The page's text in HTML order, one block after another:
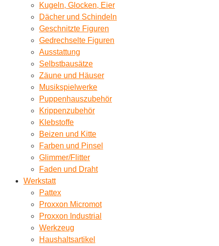
Kugeln, Glocken, Eier
Dächer und Schindeln
Geschnitzte Figuren
Gedrechselte Figuren
Ausstattung
Selbstbausätze
Zäune und Häuser
Musikspielwerke
Puppenhauszubehör
Krippenzubehör
Klebstoffe
Beizen und Kitte
Farben und Pinsel
Glimmer/Flitter
Faden und Draht
Werkstatt
Pattex
Proxxon Micromot
Proxxon Industrial
Werkzeug
Haushaltsartikel